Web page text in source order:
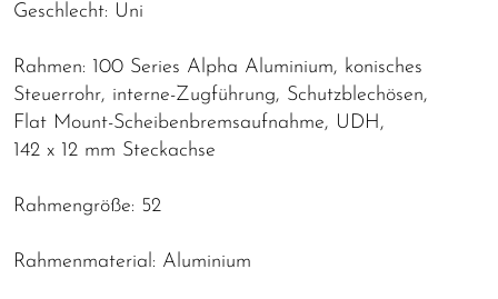
Geschlecht: Uni
Rahmen: 100 Series Alpha Aluminium, konisches
Steuerrohr, interne-Zugführung, Schutzblechösen,
Flat Mount-Scheibenbremsaufnahme, UDH,
142 x 12 mm Steckachse
Rahmengröße: 52
Rahmenmaterial: Aluminium